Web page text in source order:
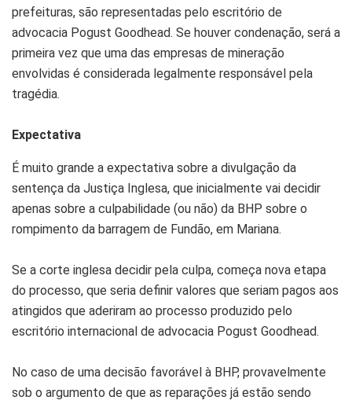
prefeituras, são representadas pelo escritório de
advocacia Pogust Goodhead. Se houver condenação, será a
primeira vez que uma das empresas de mineração
envolvidas é considerada legalmente responsável pela
tragédia.
Expectativa
É muito grande a expectativa sobre a divulgação da
sentença da Justiça Inglesa, que inicialmente vai decidir
apenas sobre a culpabilidade (ou não) da BHP sobre o
rompimento da barragem de Fundão, em Mariana.
Se a corte inglesa decidir pela culpa, começa nova etapa
do processo, que seria definir valores que seriam pagos aos
atingidos que aderiram ao processo produzido pelo
escritório internacional de advocacia Pogust Goodhead.
No caso de uma decisão favorável à BHP, provavelmente
sob o argumento de que as reparações já estão sendo